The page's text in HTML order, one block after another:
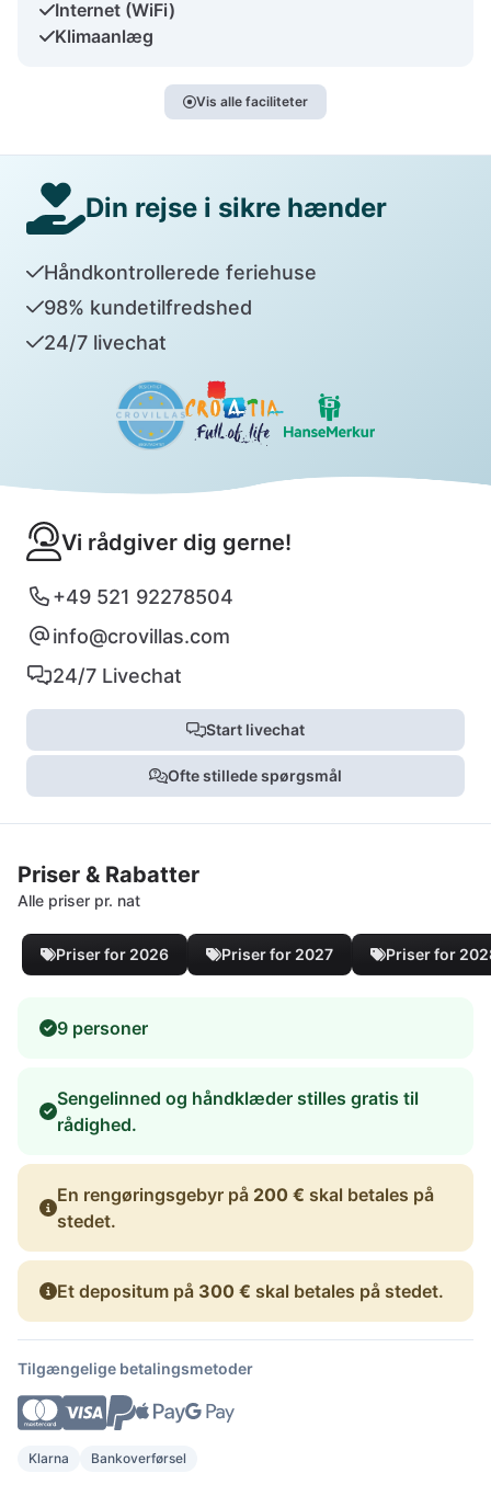
Internet (WiFi)
Klimaanlæg
Vis alle faciliteter
Din rejse i sikre hænder
Håndkontrollerede feriehuse
98% kundetilfredshed
24/7 livechat
Vi rådgiver dig gerne!
+49 521 92278504
info@crovillas.com
24/7 Livechat
Start livechat
Ofte stillede spørgsmål
Priser & Rabatter
Alle priser pr. nat
Priser for 2026 Priser for 2027 Priser for
9 personer
Sengelinned og håndklæder stilles gratis til
rådighed.
En rengøringsgebyr på 200 € skal betales på
stedet.
Et depositum på 300 € skal betales på stedet.
Tilgængelige betalingsmetoder
Klarna Bankoverførsel